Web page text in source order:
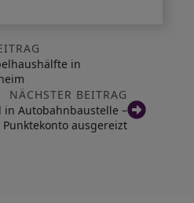
in
NÄCHSTER BEITRAG
in Autobahnbaustelle –
Punktekonto ausgereizt